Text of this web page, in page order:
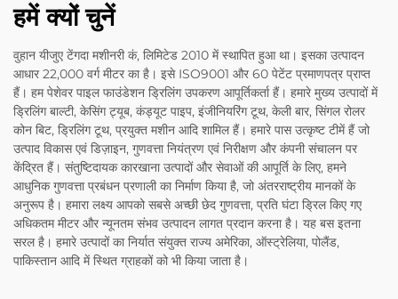
हमें क्यों चुनें
वुहान यीजुए टेंगदा मशीनरी कं, लिमिटेड 2010 में स्थापित हुआ था। इसका उत्पादन
आधार 22,000 वर्ग मीटर का है। इसे ISO9001 और 60 पेटेंट प्रमाणपत्र प्राप्त
हैं। हम पेशेवर पाइल फाउंडेशन ड्रिलिंग उपकरण आपूर्तिकर्ता हैं। हमारे मुख्य उत्पादों में
ड्रिलिंग बाल्टी, केसिंग ट्यूब, कंड्यूट पाइप, इंजीनियरिंग टूथ, केली बार, सिंगल रोलर
कोन बिट, ड्रिलिंग टूथ, प्रयुक्त मशीन आदि शामिल हैं। हमारे पास उत्कृष्ट टीमें हैं जो
उत्पाद विकास एवं डिज़ाइन, गुणवत्ता नियंत्रण एवं निरीक्षण और कंपनी संचालन पर
केंद्रित हैं। संतुष्टिदायक कारखाना उत्पादों और सेवाओं की आपूर्ति के लिए, हमने
आधुनिक गुणवत्ता प्रबंधन प्रणाली का निर्माण किया है, जो अंतरराष्ट्रीय मानकों के
अनुरूप है। हमारा लक्ष्य आपको सबसे अच्छी छेद गुणवत्ता, प्रति घंटा ड्रिल किए गए
अधिकतम मीटर और न्यूनतम संभव उत्पादन लागत प्रदान करना है। यह बस इतना
सरल है। हमारे उत्पादों का निर्यात संयुक्त राज्य अमेरिका, ऑस्ट्रेलिया, पोलैंड,
पाकिस्तान आदि में स्थित ग्राहकों को भी किया जाता है।